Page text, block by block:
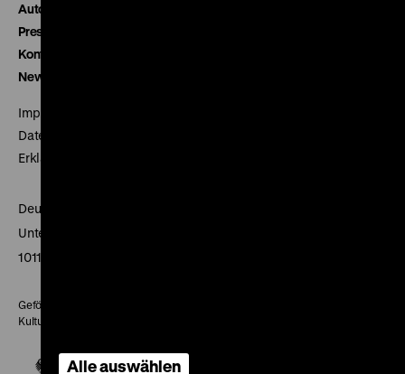
Autor*innen
Presse
Kontakt
Newsletter
Impressum
Datenschutz
Erklärung digitale Barrierefreiheit
Deutsches Historisches Museum
Unter den Linden 2
10117 Berlin
Gefördert mit Mitteln des Beauftragten der Bundesregierung für
Kultur und Medien
Alle auswählen